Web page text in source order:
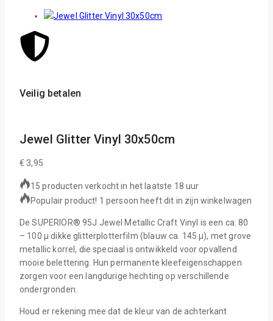
Veilig betalen
Jewel Glitter Vinyl 30x50cm
€ 3,95
15 producten verkocht in het laatste 18 uur
Populair product! 1 persoon heeft dit in zijn winkelwagen
De SUPERIOR® 95J Jewel Metallic Craft Vinyl is een ca. 80
– 100 µ dikke glitterplotterfilm (blauw ca. 145 µ), met grove
metallic korrel, die speciaal is ontwikkeld voor opvallend
mooie belettering. Hun permanente kleefeigenschappen
zorgen voor een langdurige hechting op verschillende
ondergronden.
Houd er rekening mee dat de kleur van de achterkant